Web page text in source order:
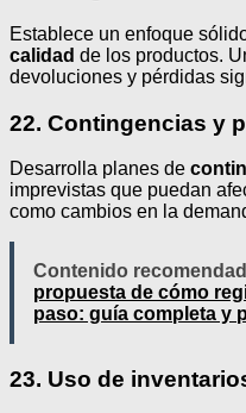
Establece un enfoque
calidad de los productos.
devoluciones y pérdidas
22. Contingencias y
Desarrolla planes de
imprevistas que puedan
como cambios en la
Contenido
propuesta de cómo
paso: guía completa y
23. Uso de